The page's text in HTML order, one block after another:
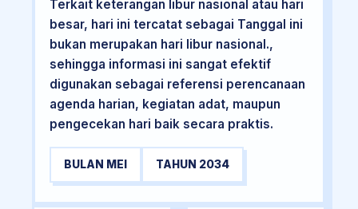
Terkait keterangan libur nasional atau hari
besar, hari ini tercatat sebagai Tanggal ini
bukan merupakan hari libur nasional.,
sehingga informasi ini sangat efektif
digunakan sebagai referensi perencanaan
agenda harian, kegiatan adat, maupun
pengecekan hari baik secara praktis.
BULAN MEI TAHUN 2034